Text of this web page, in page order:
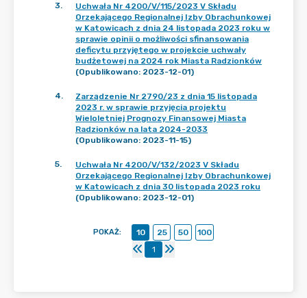
3.
Uchwała Nr 4200/V/115/2023 V Składu
Orzekającego Regionalnej Izby Obrachunkowej
w Katowicach z dnia 24 listopada 2023 roku w
sprawie opinii o możliwości sfinansowania
deficytu przyjętego w projekcie uchwały
budżetowej na 2024 rok Miasta Radzionków
(Opublikowano: 2023-12-01)
4.
Zarządzenie Nr 2790/23 z dnia 15 listopada
2023 r. w sprawie przyjęcia projektu
Wieloletniej Prognozy Finansowej Miasta
Radzionków na lata 2024-2033
(Opublikowano: 2023-11-15)
5.
Uchwała Nr 4200/V/132/2023 V Składu
Orzekającego Regionalnej Izby Obrachunkowej
w Katowicach z dnia 30 listopada 2023 roku
(Opublikowano: 2023-12-01)
POKAŻ: 10 25 50
100
1